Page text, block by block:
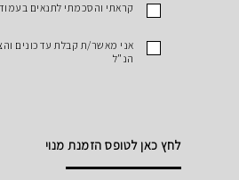
קראתי והסכמתי לתנאים בעמודמדיניות
אני מאשר/ת קבלת עדכונים והצעות מכר
הנ"ל
לחץ כאן לטופס הזמנת מנוי